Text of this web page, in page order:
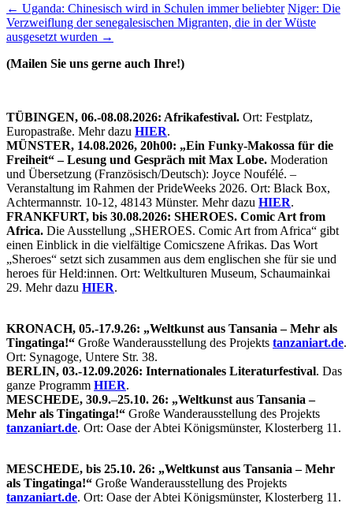
Beitragsnavigation
← Uganda: Chinesisch wird in Schulen immer beliebter Niger: Die
Verzweiflung der senegalesischen Migranten, die in der Wüste
ausgesetzt wurden →
(Mailen Sie uns gerne auch Ihre!)
TÜBINGEN, 06.-08.08.2026: Afrikafestival. Ort: Festplatz,
Europastraße. Mehr dazu HIER.
MÜNSTER, 14.08.2026, 20h00: „Ein Funky-Makossa für die
Freiheit“ – Lesung und Gespräch mit Max Lobe. Moderation
und Übersetzung (Französisch/Deutsch): Joyce Noufélé. –
Veranstaltung im Rahmen der PrideWeeks 2026. Ort: Black Box,
Achtermannstr. 10-12, 48143 Münster. Mehr dazu HIER.
FRANKFURT, bis 30.08.2026: SHEROES. Comic Art from
Africa. Die Ausstellung „SHEROES. Comic Art from Africa“ gibt
einen Einblick in die vielfältige Comicszene Afrikas. Das Wort
„Sheroes“ setzt sich zusammen aus dem englischen she für sie und
heroes für Held:innen. Ort: Weltkulturen Museum, Schaumainkai
29. Mehr dazu HIER.
KRONACH, 05.-17.9.26: „Weltkunst aus Tansania – Mehr als
Tingatinga!“ Große Wanderausstellung des Projekts tanzaniart.de.
Ort: Synagoge, Untere Str. 38.
BERLIN, 03.-12.09.2026: Internationales Literaturfestival. Das
ganze Programm HIER.
MESCHEDE, 30.9.–25.10. 26: „Weltkunst aus Tansania –
Mehr als Tingatinga!“ Große Wanderausstellung des Projekts
tanzaniart.de. Ort: Oase der Abtei Königsmünster, Klosterberg 11.
MESCHEDE, bis 25.10. 26: „Weltkunst aus Tansania – Mehr
als Tingatinga!“ Große Wanderausstellung des Projekts
tanzaniart.de. Ort: Oase der Abtei Königsmünster, Klosterberg 11.